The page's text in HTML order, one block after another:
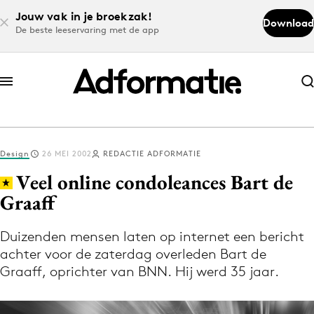
Jouw vak in je broekzak!
De beste leeservaring met de app
Download
Abonneer nu
Abonneer nu
Log in
Volg het laatste nieuws via de Adformatie
Nieuws app
Design 26 MEI 2002 REDACTIE ADFORMATIE
Veel online condoleances Bart de
Graaff
Duizenden mensen laten op internet een bericht
achter voor de zaterdag overleden Bart de
Graaff, oprichter van BNN. Hij werd 35 jaar.